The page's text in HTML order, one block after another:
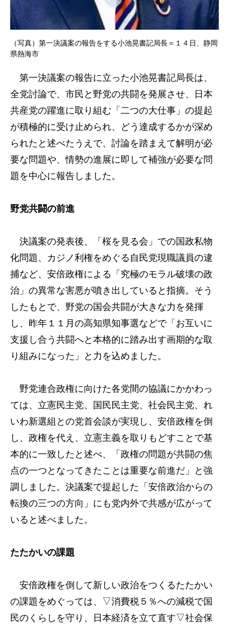
（写真）第一決議案の報告をする小池晃書記局長＝１４日、静岡
県熱海市
第一決議案の報告に立った小池晃書記局長は、
全党討論で、市民と野党の共闘を発展させ、日本
共産党の躍進に取り組む「二つの大仕事」の提起
が積極的に受け止められ、どう達成するかが深め
られたと述べたうえで、討論を踏まえて解明が必
要な問題や、情勢の進展に即して補強が必要な問
題を中心に報告しました。
野党共闘の前進
決議案の発表後、「桜を見る会」での国政私物
化問題、カジノ利権をめぐる自民党現職議員の逮
捕など、安倍政権による「究極のモラル破壊の政
治」の異常な害悪が噴き出していると指摘。そう
したもとで、野党の国会共闘が大きな力を発揮
し、昨年１１月の高知県知事選などで「お互いに
支援し合う共闘へと本格的に踏み出す画期的な取
り組みになった」と力を込めました。
野党連合政権に向けた各党間の協議にかかわっ
ては、立憲民主党、国民民主党、社会民主党、れ
いわ新選組との党首会談が実現し、安倍政権を倒
し、政権を代え、立憲主義を取りもどすことで基
本的に一致したと述べ、「政権の問題が共闘の焦
点の一つとなってきたことは重要な前進だ」と強
調しました。決議案で提起した「安倍政治からの
転換の三つの方向」にも党内外で共感が広がって
いると述べました。
たたかいの課題
安倍政権を倒して新しい政治をつくるたたかい
の課題をめぐっては、▽消費税５％への減税で国
民のくらしを守り、日本経済を立て直す▽社会保